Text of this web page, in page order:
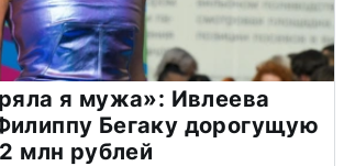
я мужа»: Ивлеева
Бегаку дорогущую
млн рублей